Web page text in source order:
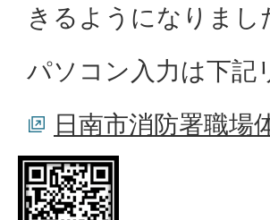
きるようになりまし
パソコン入力は下記
日南市消防署職場